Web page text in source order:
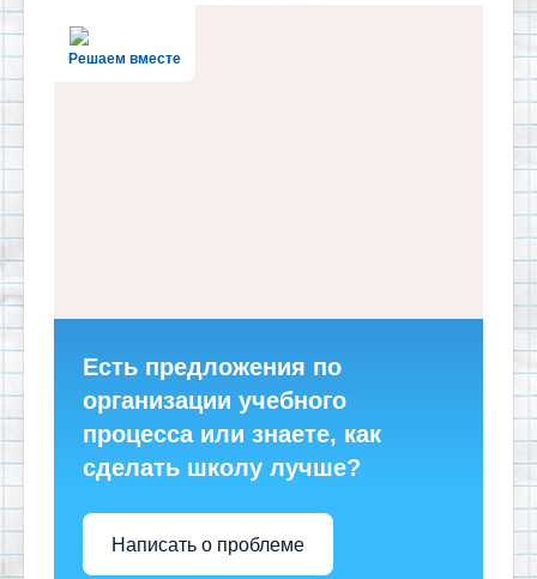
Решаем вместе
Есть предложения по
организации учебного
процесса или знаете, как
сделать школу лучше?
Написать о проблеме